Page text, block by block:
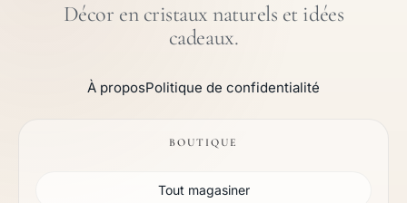
Décor en cristaux naturels et idées
cadeaux.
À proposPolitique de confidentialité
BOUTIQUE
Tout magasiner